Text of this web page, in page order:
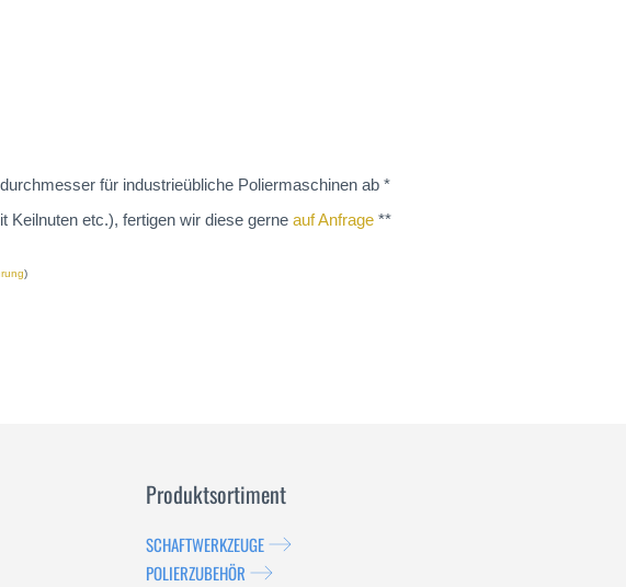
für industrieübliche Poliermaschinen ab *
Keilnuten etc.), fertigen wir diese gerne auf Anfrage **
)
Produktsortiment
SCHAFTWERKZEUGE
POLIERZUBEHÖR